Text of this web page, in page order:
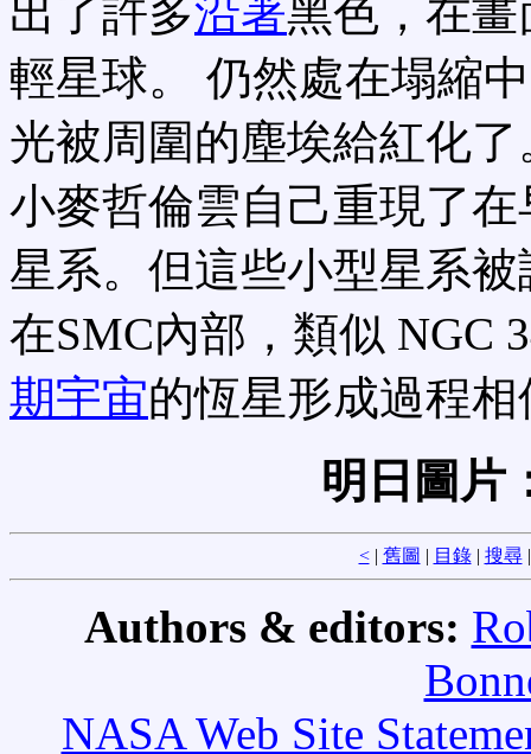
出了許多沿著黑色，在
輕星球。 仍然處在塌縮
光被周圍的塵埃給紅化
小麥哲倫雲自己重現了
星系。但這些小型星系
在SMC內部，類似 NGC
期宇宙的恆星形成過程相
明日圖片
<| 舊圖 | 目錄| 搜尋
Authors & editors:
NASA Web Site